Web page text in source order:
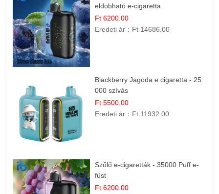
eldobható e-cigaretta
Ft 6200.00
Eredeti ár： Ft 14686.00
Blackberry Jagoda e cigaretta - 25
000 szívás
Ft 5500.00
Eredeti ár： Ft 11932.00
Szőlő e-cigaretták - 35000 Puff e-
füst
Ft 6200.00